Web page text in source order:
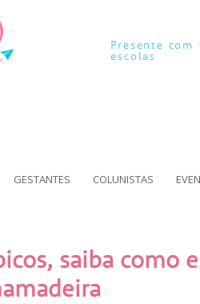
Presente com
escolas
GESTANTES COLUNISTAS
saiba como